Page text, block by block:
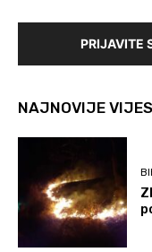
PRIJAVITE
NAJNOVIJE